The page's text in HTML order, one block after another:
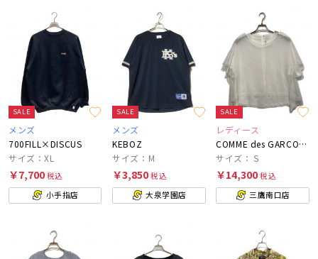
SALE
メンズ
700FILL×DISCUS
サイズ：XL
￥7,700税込
小手指店
SALE
メンズ
KEBOZ
サイズ：M
￥3,850税込
大泉学園店
SALE
レディース
COMME des GARCONS
サイズ：Ｓ
￥14,300税込
三鷹南口店